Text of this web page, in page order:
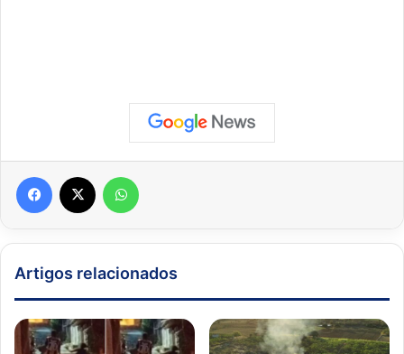
Artigos relacionados